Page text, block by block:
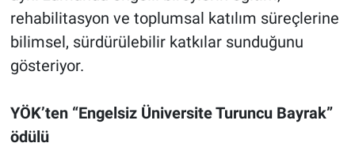
rehabilitasyon ve toplumsal katılım süreçlerine
bilimsel, sürdürülebilir katkılar sunduğunu
gösteriyor.
YÖK’ten “Engelsiz Üniversite Turuncu Bayrak”
ödülü